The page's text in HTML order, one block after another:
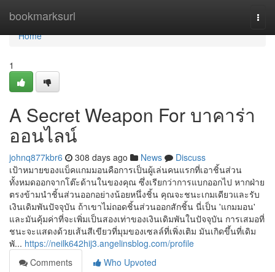
bookmarksurl
Home
Home
1
A Secret Weapon For บาคาร่า
ออนไลน์
johnq877kbr6 308 days ago News
Discuss
เป้าหมายของแบ็คแกมมอนคือการเป็นผู้เล่นคนแรกที่เอาชิ้นส่วน
ทั้งหมดออกจากโต๊ะด้านในของคุณ ซึ่งเรียกว่าการแบกออกไป หากฝ่าย
ตรงข้ามนำชิ้นส่วนออกอย่างน้อยหนึ่งชิ้น คุณจะชนะเกมเดียวและรับ
เงินเดิมพันปัจจุบัน ถ้าเขาไม่ถอดชิ้นส่วนออกสักชิ้น นี่เป็น 'แกมมอน'
และมันคุ้มค่าที่จะเพิ่มเป็นสองเท่าของเงินเดิมพันในปัจจุบัน การเสมอที่
ชนะจะแสดงด้วยเส้นสีเขียวที่มุมของเซลล์ที่เพิ่งเติม มันเกิดขึ้นที่เดิม
พั... https://neilk642hij3.angelinsblog.com/profile
Comments
Who Upvoted